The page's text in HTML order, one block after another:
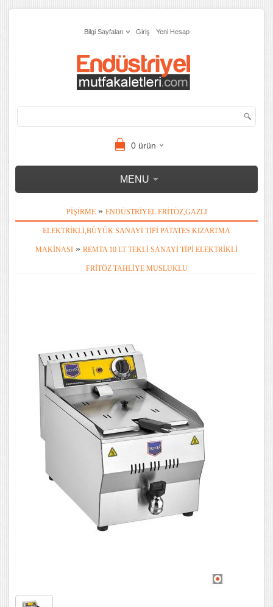
Bilgi Sayfaları Giriş Yeni Hesap
0ürün
MENU
PIŞIRME» ENDÜSTRIYEL FRITÖZ,GAZLI
ELEKTRIKLI,BÜYÜK SANAYI TIPI PATATES KIZARTMA
MAKINASI » REMTA 10 LT TEKLI SANAYI TIPI ELEKTRIKLI
FRITÖZ TAHLIYE MUSLUKLU